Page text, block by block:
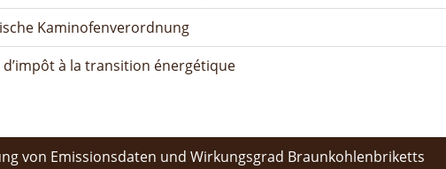
Kaminofenverordnung
d’impôt à la transition énergétique
von Emissionsdaten und Wirkungsgrad Braunkohlenbriketts